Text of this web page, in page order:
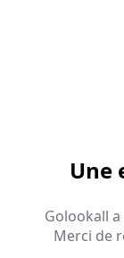
Une
Golookall
Merci de